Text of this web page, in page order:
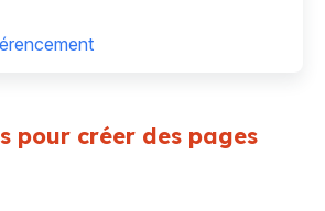
pour créer des pages